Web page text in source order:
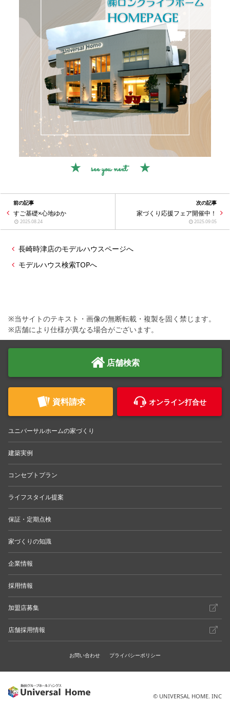
★ see you next ★
前の記事
すご基礎×心地ゆか
2025.08.24
次の記事
家づくり応援フェア開催中！
2025.09.05
長崎時津店のモデルハウスページへ
モデルハウス検索TOPへ
※当サイトのテキスト・画像の無断転載・複製を固く禁じます。
※店舗により仕様が異なる場合がございます。
店舗検索
資料請求 オンライン打合せ
ユニバーサルホームの家づくり
建築実例
コンセプトプラン
ライフスタイル提案
保証・定期点検
家づくりの知識
企業情報
採用情報
加盟店募集
店舗採用情報
お問い合わせ プライバシーポリシー
© UNIVERSAL HOME. INC